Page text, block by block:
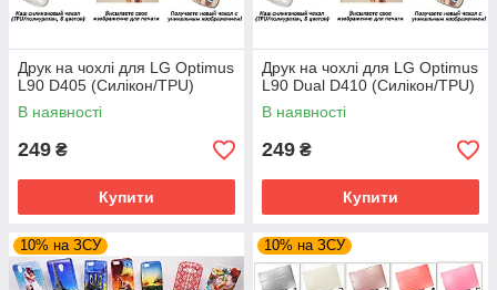
Друк на чохлі для LG Optimus
L90 D405 (Силікон/TPU)
В наявності
249 ₴
Купити
Друк на чохлі для LG Optimus
L90 Dual D410 (Силікон/TPU)
В наявності
249 ₴
Купити
10% на ЗСУ 10% на ЗСУ